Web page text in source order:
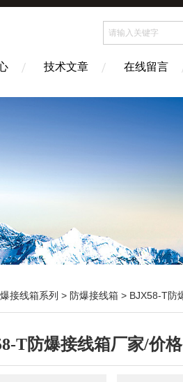
技术文章 在线留言
接线箱系列 > 防爆接线箱 > BJX58-T防
T防爆接线箱厂家/价格